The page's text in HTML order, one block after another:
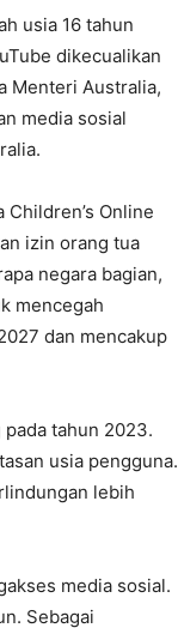
usia 16 tahun
dikecualikan
Menteri Australia,
media sosial
Online
izin orang tua
negara bagian,
mencegah
dan mencakup
tahun 2023.
usia pengguna.
lebih
media sosial.
Sebagai